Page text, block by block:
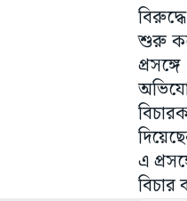
শুরু
এ
বিচার